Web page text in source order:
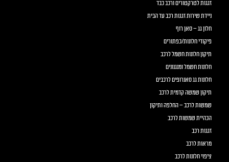
זגגות לטרקטורים ורכב כבד
ניידת שירות זגגות רכב עד הבית
חלון גג – סאן רוף
פיקודי חלונות/כפתורים
תיקון חלונות חשמל לרכב
חלונות חשמל ומנגנונים
חלונות גג סאנרופים לרכבים
תיקון שמשה קדמית לרכב
שמשות לרכב – החלפה ותיקון
הכהיית שמשות לרכב
זגגות רכב
מראות לרכב
ציפוי חלונות לרכב